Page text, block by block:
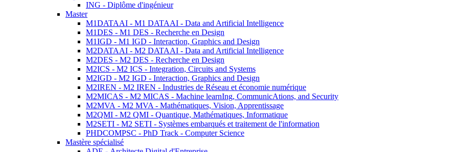
ING - Diplôme d'ingénieur
Master
M1DATAAI - M1 DATAAI - Data and Artificial Intelligence
M1DES - M1 DES - Recherche en Design
M1IGD - M1 IGD - Interaction, Graphics and Design
M2DATAAI - M2 DATAAI - Data and Artificial Intelligence
M2DES - M2 DES - Recherche en Design
M2ICS - M2 ICS - Integration, Circuits and Systems
M2IGD - M2 IGD - Interaction, Graphics and Design
M2IREN - M2 IREN - Industries de Réseau et économie numérique
M2MICAS - M2 MICAS - Machine learnIng, CommunicAtions, and Security
M2MVA - M2 MVA - Mathématiques, Vision, Apprentissage
M2QMI - M2 QMI - Quantique, Mathématiques, Informatique
M2SETI - M2 SETI - Systèmes embarqués et traitement de l'information
PHDCOMPSC - PhD Track - Computer Science
Mastère spécialisé